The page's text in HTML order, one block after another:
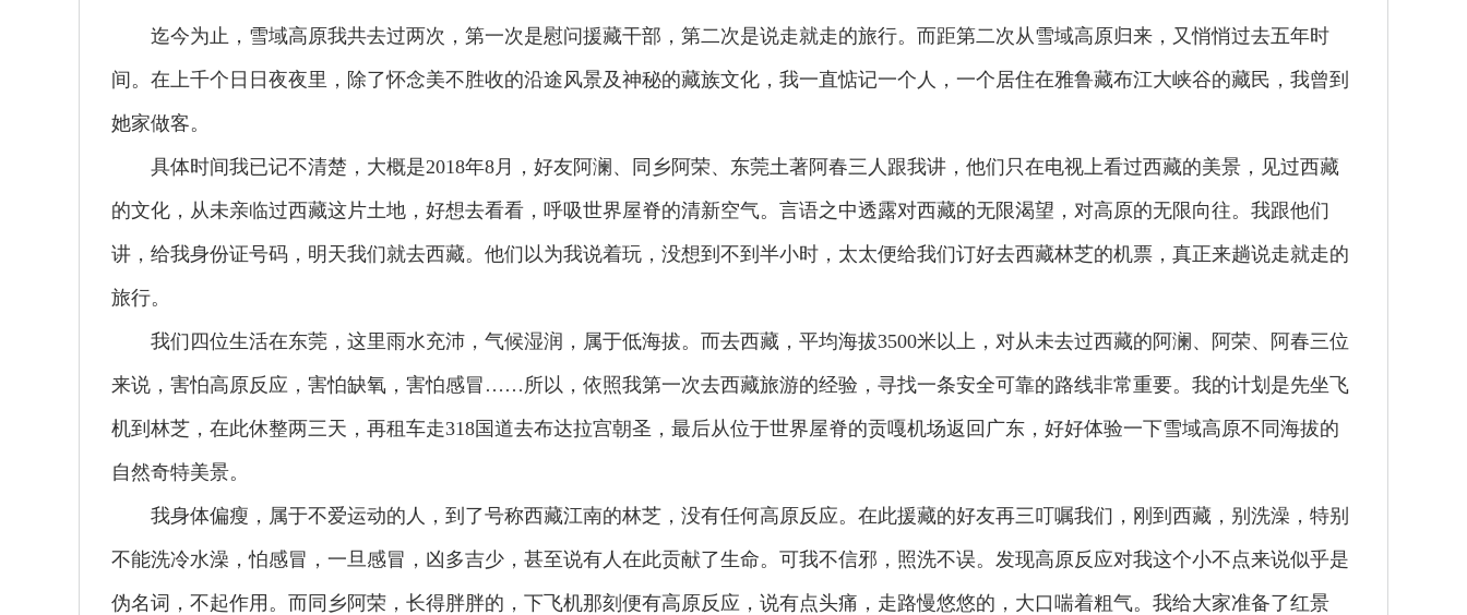
迄今为止，雪域高原我共去过两次，第一次是慰问援藏干部，第二次是说走就走的旅行。而距第二次从雪域高原归来，又悄悄过去五年时
间。在上千个日日夜夜里，除了怀念美不胜收的沿途风景及神秘的藏族文化，我一直惦记一个人，一个居住在雅鲁藏布江大峡谷的藏民，我曾到
她家做客。
具体时间我已记不清楚，大概是2018年8月，好友阿澜、同乡阿荣、东莞土著阿春三人跟我讲，他们只在电视上看过西藏的美景，见过西藏
的文化，从未亲临过西藏这片土地，好想去看看，呼吸世界屋脊的清新空气。言语之中透露对西藏的无限渴望，对高原的无限向往。我跟他们
讲，给我身份证号码，明天我们就去西藏。他们以为我说着玩，没想到不到半小时，太太便给我们订好去西藏林芝的机票，真正来趟说走就走的
旅行。
我们四位生活在东莞，这里雨水充沛，气候湿润，属于低海拔。而去西藏，平均海拔3500米以上，对从未去过西藏的阿澜、阿荣、阿春三位
来说，害怕高原反应，害怕缺氧，害怕感冒……所以，依照我第一次去西藏旅游的经验，寻找一条安全可靠的路线非常重要。我的计划是先坐飞
机到林芝，在此休整两三天，再租车走318国道去布达拉宫朝圣，最后从位于世界屋脊的贡嘎机场返回广东，好好体验一下雪域高原不同海拔的
自然奇特美景。
我身体偏瘦，属于不爱运动的人，到了号称西藏江南的林芝，没有任何高原反应。在此援藏的好友再三叮嘱我们，刚到西藏，别洗澡，特别
不能洗冷水澡，怕感冒，一旦感冒，凶多吉少，甚至说有人在此贡献了生命。可我不信邪，照洗不误。发现高原反应对我这个小不点来说似乎是
伪名词，不起作用。而同乡阿荣，长得胖胖的，下飞机那刻便有高原反应，说有点头痛，走路慢悠悠的，大口喘着粗气。我给大家准备了红景